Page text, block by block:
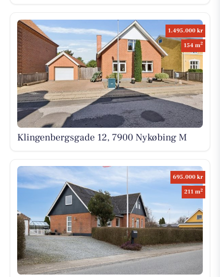
1.495.000 kr
154 m2
Klingenbergsgade 12, 7900 Nykøbing M
695.000 kr
211 m2